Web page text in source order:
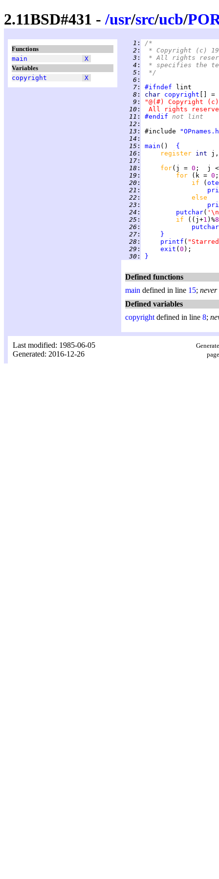
2.11BSD#431 -/usr/src/ucb/
Functions
main
X
Variables
copyright
X
   1
:
/*
   2
:
* Copyright (c)
   3
:
* All rights
   4
:
* specifies the
   5
:
*/
   6
:
   7
: #ifndef
   8
: char copyright
   9
:
"@(#) Copyright
  10
:
All rights
  11
: #endif not lint
  12
:
  13
: #include
  14
:
  15
: main () {
  16
: register int
  17
:
  18
: for(j = 0 ;  j
  19
: for (k = 0
  20
: if (
  21
:
  22
:
else
  23
:
  24
: putchar(
  25
: if ((j+1 )%
  26
:
putchar
  27
:
}
  28
: printf (
  29
: exit ( 0
  30
: }
Defined functions
main defined in line 15; never
Defined variables
copyrightdefined in line 8;
Last modified: 1985-06-05
Generated: 2016-12-26